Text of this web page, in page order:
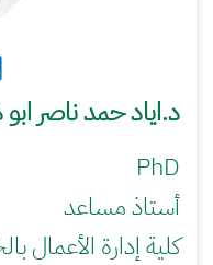
د.اياد حمد ناصر
PhD
أستاذ مساعد
كلية إدارة الأعمال